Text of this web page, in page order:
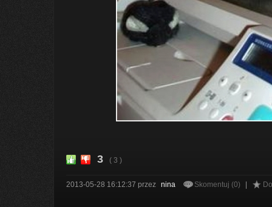
3 ( 3 )
2013-05-28 16:12:37 przez nina Skomentuj (0)